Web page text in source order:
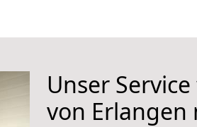
Unser
von Erlangen